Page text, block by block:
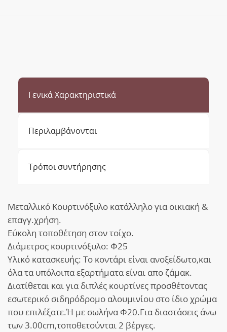
Γενικά Χαρακτηριστικά
Περιλαμβάνονται
Τρόποι συντήρησης
Μεταλλικό Κουρτινόξυλο κατάλληλο για οικιακή &
επαγγ.χρήση.
Εύκολη τοποθέτηση στον τοίχο.
Διάμετρος κουρτινόξυλο: Φ25
Υλικό κατασκευής: Το κοντάρι είναι ανοξείδωτο,και
όλα τα υπόλοιπα εξαρτήματα είναι απο ζάμακ.
Διατίθεται και για διπλές κουρτίνες προσθέτοντας
εσωτερικό σιδηρόδρομο αλουμινίου στο ίδιο χρώμα
που επιλέξατε.Ή με σωλήνα Φ20.Για διαστάσεις άνω
των 3.00cm,τοποθετούνται 2 βέργες.